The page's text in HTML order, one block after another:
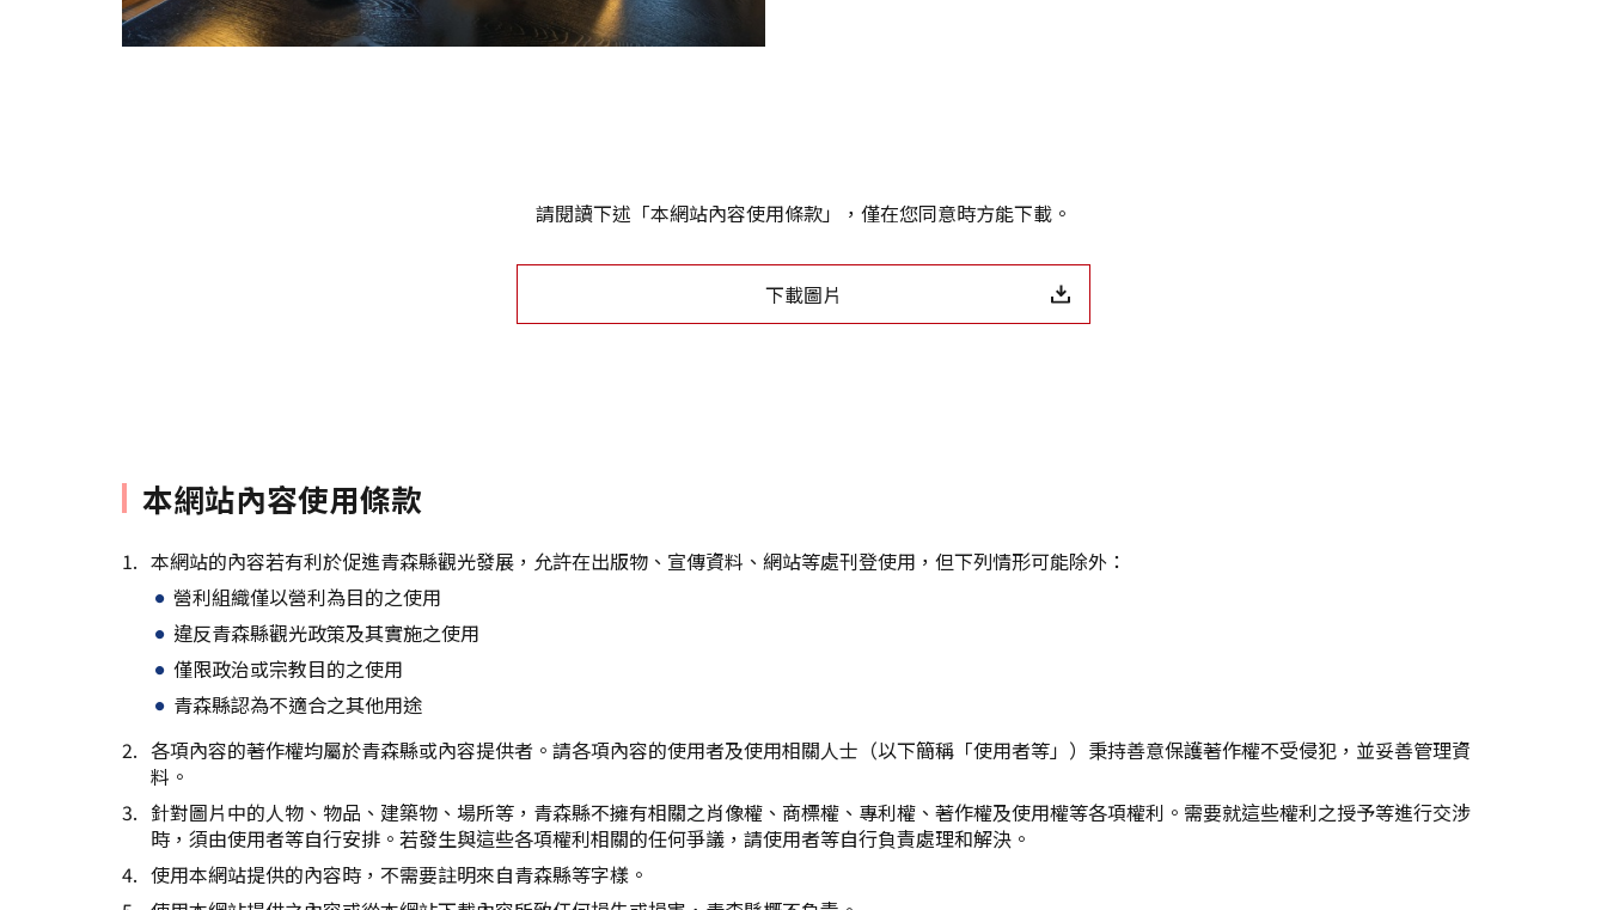
請閱讀下述「本網站內容使用條款」，僅在您同意時方能下載。
下載圖片
本網站內容使用條款
本網站的內容若有利於促進青森縣觀光發展，允許在出版物、宣傳資料、網站等處刊登使用，但下列情形可能除外：
營利組織僅以營利為目的之使用
違反青森縣觀光政策及其實施之使用
僅限政治或宗教目的之使用
青森縣認為不適合之其他用途
各項內容的著作權均屬於青森縣或內容提供者。請各項內容的使用者及使用相關人士（以下簡稱「使用者等」）秉持善意保護著作權不受侵犯，並妥善管理資
料。
針對圖片中的人物、物品、建築物、場所等，青森縣不擁有相關之肖像權、商標權、專利權、著作權及使用權等各項權利。需要就這些權利之授予等進行交涉
時，須由使用者等自行安排。若發生與這些各項權利相關的任何爭議，請使用者等自行負責處理和解決。
使用本網站提供的內容時，不需要註明來自青森縣等字樣。